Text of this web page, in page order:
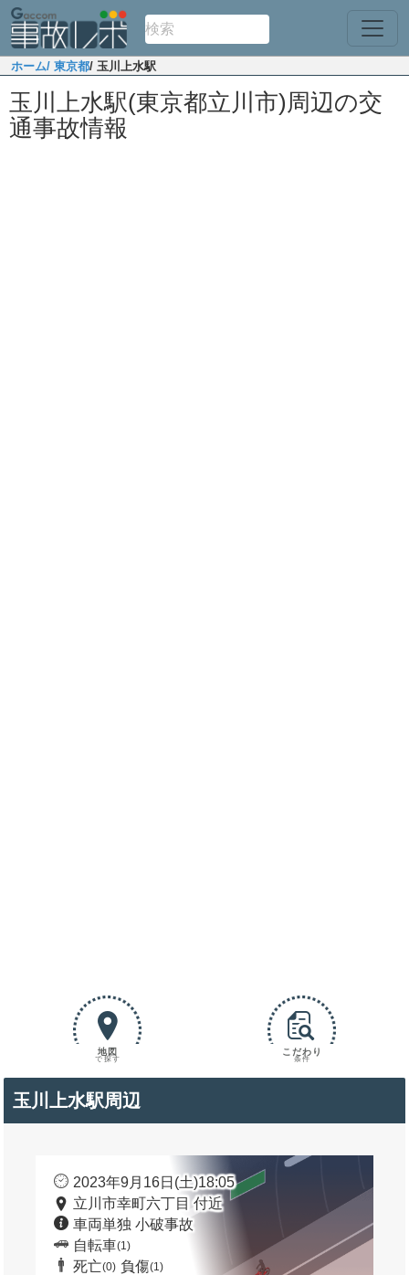
ホーム/ 東京都/ 玉川上水駅
玉川上水駅(東京都立川市)周辺の交
通事故情報
地図
で探す
こだわり
条件
玉川上水駅周辺
2023年9月16日(土)18:05
立川市幸町六丁目 付近
車両単独 小破事故
自転車(1)
死亡(0) 負傷(1)